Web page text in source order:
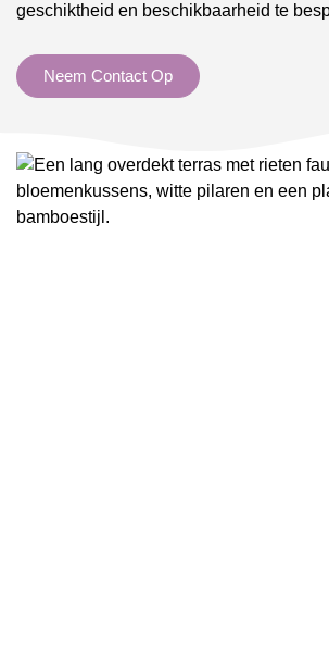
geschiktheid en beschikbaarheid te
Neem Contact Op